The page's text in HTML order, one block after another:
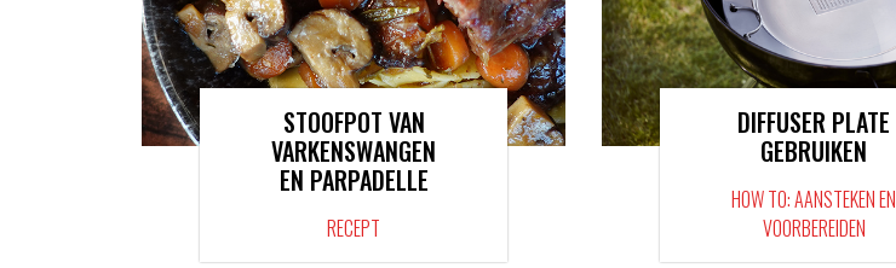
STOOFPOT VAN
VARKENSWANGEN
EN PARPADELLE
RECEPT
DIFFUSER PLATE
GEBRUIKEN
HOW TO: AANSTEKEN EN
VOORBEREIDEN